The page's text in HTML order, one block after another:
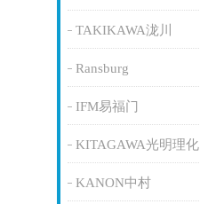
TAKIKAWA泷川
Ransburg
IFM易福门
KITAGAWA光明理化
KANON中村